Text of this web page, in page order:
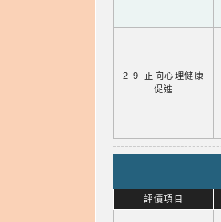
2-9 正向心理健康
促進
評價項目